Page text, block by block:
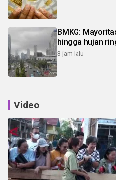
BMKG:
hingga hujan
3 jam lalu
Video